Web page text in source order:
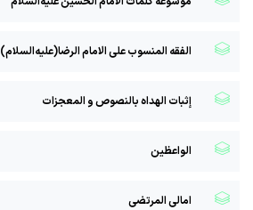
الفقه المنسوب علی الامام الرضا(علیه‌السلام)
إثبات الهداه بالنصوص و المعجزات
الواعظین
امالی المرتضی